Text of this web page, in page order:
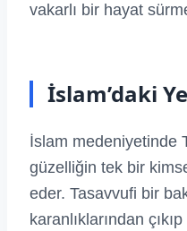
vakarlı bir hayat
İslam’daki
İslam medeniyetinde
güzelliğin tek bir
eder. Tasavvufi bir
karanlıklarından